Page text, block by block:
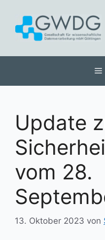
springen
Update
vom 28.
13. Oktober 2023 von